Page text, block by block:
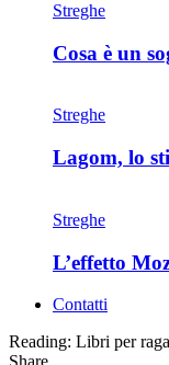
Streghe
Cosa è un
Streghe
Lagom, lo
Streghe
L’effetto
Contatti
Reading: Libri per